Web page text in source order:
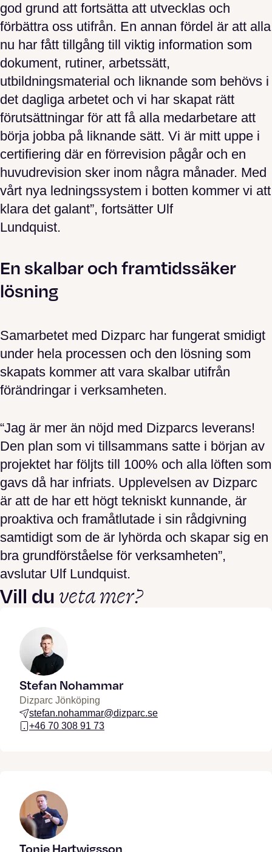
god grund att fortsätta att utvecklas och
förbättra oss utifrån. En annan fördel är att alla
nu har fått tillgång till viktig information som
dokument, rutiner, arbetssätt,
utbildningsmaterial och liknande som behövs i
det dagliga arbetet och vi har skapat rätt
förutsättningar för att få alla medarbetare att
börja jobba på liknande sätt. Vi är mitt uppe i
certifiering där en förrevision pågår och en
huvudrevision sker inom några månader. Med
vårt nya ledningssystem i botten kommer vi att
klara det galant”, fortsätter Ulf
Lundquist.
En skalbar och framtidssäker
lösning
Samarbetet med Dizparc har fungerat smidigt
under hela processen och den lösning som
skapats kommer att vara skalbar utifrån
förändringar i verksamheten.
“Jag är mer än nöjd med Dizparcs leverans!
Den plan som vi tillsammans satte i början av
projektet har följts till 100% och alla löften som
gavs då har infriats. Upplevelsen av Dizparc
är att de har ett högt tekniskt kunnande, är
proaktiva och framåtlutade i sin rådgivning
samtidigt som de är lyhörda och skapar sig en
bra grundförståelse för verksamheten”,
avslutar Ulf Lundquist.
Vill duveta mer?
Stefan Nohammar
Dizparc Jönköping
stefan.nohammar@dizparc.se
+46 70 308 91 73
Tonie Hartwigsson